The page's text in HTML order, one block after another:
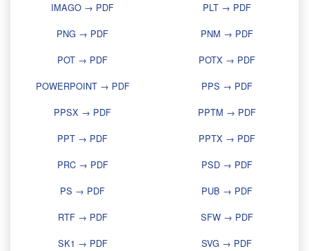
IMAGO → PDF
PLT → PDF
PNG → PDF
PNM → PDF
POT → PDF
POTX → PDF
POWERPOINT → PDF
PPS → PDF
PPSX → PDF
PPTM → PDF
PPT → PDF
PPTX → PDF
PRC → PDF
PSD → PDF
PS → PDF
PUB → PDF
RTF → PDF
SFW → PDF
SK1 → PDF
SVG → PDF